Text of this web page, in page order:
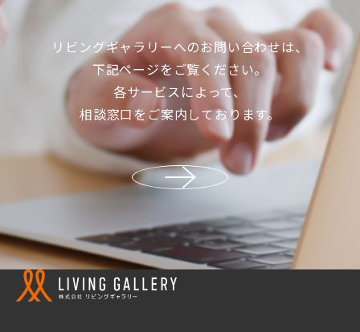
リビングギャラリーへのお問い合わせは、
下記ページをご覧ください。
各サービスによって、
相談窓口をご案内しております。